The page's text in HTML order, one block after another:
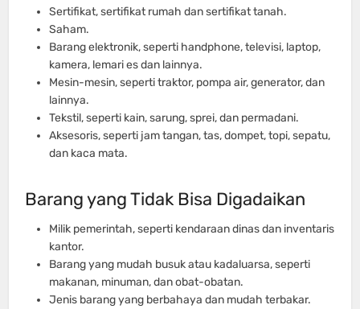
Sertifikat, sertifikat rumah dan sertifikat tanah.
Saham.
Barang elektronik, seperti handphone, televisi, laptop,
kamera, lemari es dan lainnya.
Mesin-mesin, seperti traktor, pompa air, generator, dan
lainnya.
Tekstil, seperti kain, sarung, sprei, dan permadani.
Aksesoris, seperti jam tangan, tas, dompet, topi, sepatu,
dan kaca mata.
Barang yang Tidak Bisa Digadaikan
Milik pemerintah, seperti kendaraan dinas dan inventaris
kantor.
Barang yang mudah busuk atau kadaluarsa, seperti
makanan, minuman, dan obat-obatan.
Jenis barang yang berbahaya dan mudah terbakar.